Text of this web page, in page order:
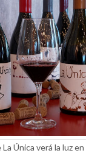
Única verá la luz